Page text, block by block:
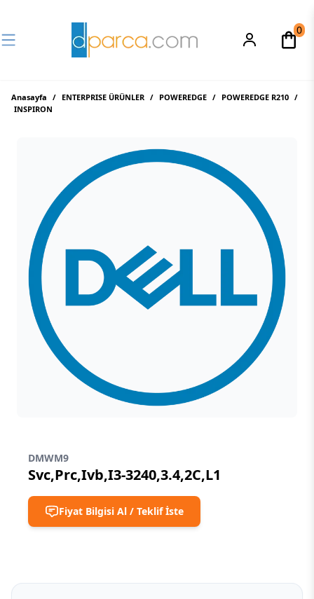
0
Anasayfa / ENTERPRISE ÜRÜNLER / POWEREDGE / POWEREDGE R210 /
INSPIRON
DMWM9
Svc,Prc,Ivb,I3-3240,3.4,2C,L1
Fiyat Bilgisi Al / Teklif İste